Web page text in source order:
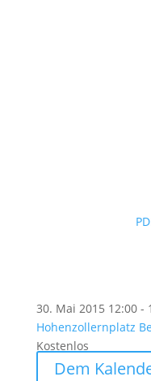
30. Mai 2015 12:00 -
Hohenzollernplatz
Kostenlos
Dem